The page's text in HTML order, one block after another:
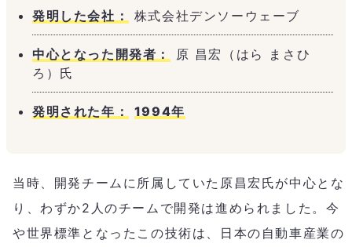
発明した会社： 株式会社デンソーウェーブ
中心となった開発者：
原 昌宏（はら まさひ
ろ）氏
発明された年： 1994年
当時、開発チームに所属していた原昌宏氏が中心とな
り、わずか2人のチームで開発は進められました。今
や世界標準となったこの技術は、日本の自動車産業の